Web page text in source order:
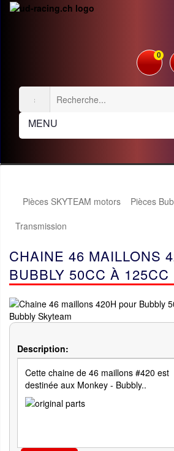
0
MENU
Pièces SKYTEAM motors
Pièces
Transmission
CHAINE 46 MAILLONS
BUBBLY 50CC À 125CC
Description:
Cette chaine de 46 maillons #420 est
destinée aux Monkey - Bubbly..